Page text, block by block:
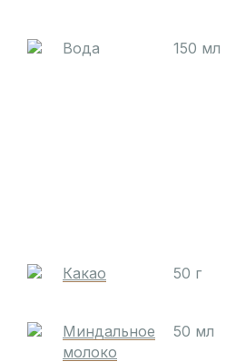
Вода 150 мл
Какао 50 г
Миндальное
молоко
50 мл